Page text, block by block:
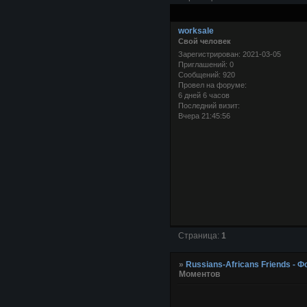
worksale
Свой человек
Зарегистрирован: 2021-03-05
Приглашений: 0
Сообщений: 920
Провел на форуме:
6 дней 6 часов
Последний визит:
Вчера 21:45:56
Страница: 1
» Russians-Africans Friends -
Моментов